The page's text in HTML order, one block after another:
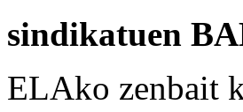
sindikatuen
ELAko zenbait